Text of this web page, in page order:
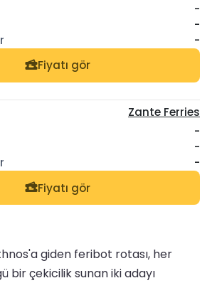
-
-
-
Fiyatı gör
Zante Ferries
-
-
-
Fiyatı gör
giden feribot rotası, her
bir çekicilik sunan iki adayı